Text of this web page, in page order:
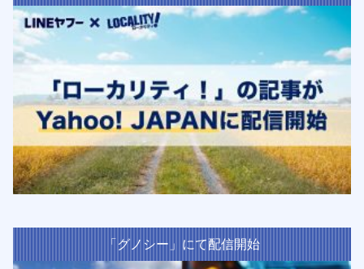
「グノシー」にて配信開始